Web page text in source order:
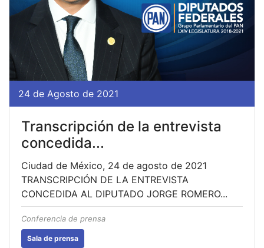
24 de Agosto de 2021
Transcripción de la entrevista
concedida...
Ciudad de México, 24 de agosto de 2021
TRANSCRIPCIÓN DE LA ENTREVISTA
CONCEDIDA AL DIPUTADO JORGE ROMERO...
Conferencia de prensa
Sala de prensa